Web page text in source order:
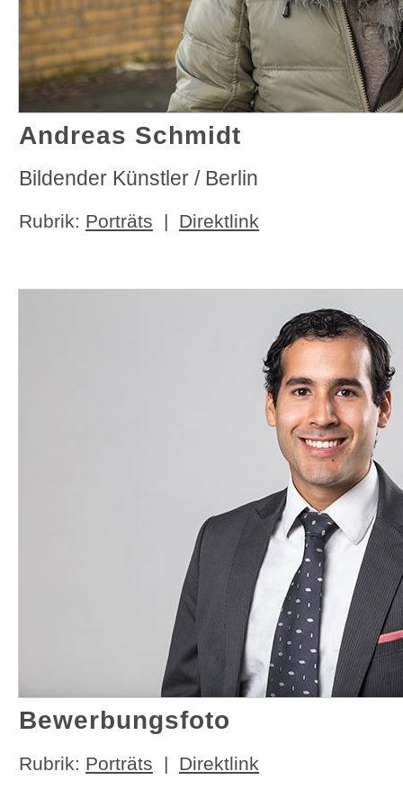
Andreas Schmidt
Bildender Künstler / Berlin
Rubrik: Porträts | Direktlink
Bewerbungsfoto
Rubrik: Porträts | Direktlink